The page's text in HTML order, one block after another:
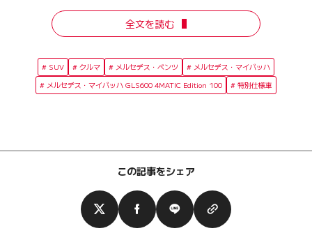
全文を読む
SUV クルマ メルセデス・ベンツ
メルセデス・マイバッハ
メルセデス・マイバッハ GLS600 4MATIC Edition 100
特別仕様車
この記事をシェア